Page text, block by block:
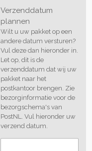
Verzenddatum
plannen
Wilt u uw pakket op een
andere datum versturen?
Vul deze dan hieronder in.
Let op, dit is de
verzenddatum dat wij uw
pakket naar het
postkantoor brengen. Zie
bezorginformatie voor de
bezorgschema's van
PostNL. Vul hieronder uw
verzend datum.